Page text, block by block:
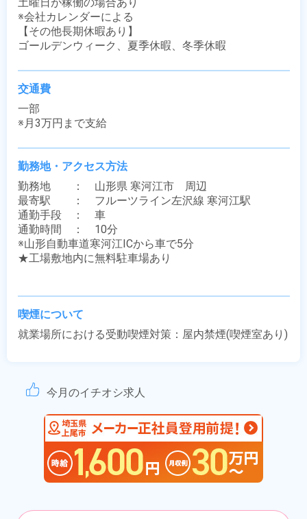
※会社カレンダーによる
【その他長期休暇あり】
ゴールデンウィーク、夏季休暇、冬季休暇
交通費
一部
※月3万円まで支給
勤務地・アクセス方法
勤務地　　：　山形県 寒河江市　周辺
最寄駅　　：　フルーツライン左沢線 寒河江駅
通勤手段　：　車
通勤時間　：　10分
※山形自動車道寒河江ICから車で5分
★工場敷地内に無料駐車場あり
喫煙について
就業場所における受動喫煙対策：屋内禁煙(喫煙室あり)
今月のイチオシ求人